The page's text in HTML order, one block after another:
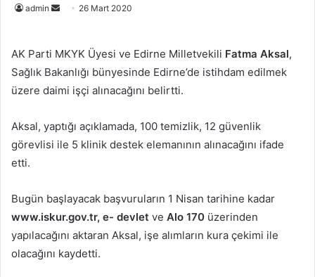
admin
Bir
göndermek
26 Mart 2020
AK Parti MKYK Üyesi ve Edirne Milletvekili Fatma Aksal,
Sağlık Bakanlığı bünyesinde Edirne’de istihdam edilmek
üzere daimi işçi alınacağını belirtti.
Aksal, yaptığı açıklamada, 100 temizlik, 12 güvenlik
görevlisi ile 5 klinik destek elemanının alınacağını ifade
etti.
Bugün başlayacak başvuruların 1 Nisan tarihine kadar
www.iskur.gov.tr, e- devlet ve Alo 170 üzerinden
yapılacağını aktaran Aksal, işe alımların kura çekimi ile
olacağını kaydetti.